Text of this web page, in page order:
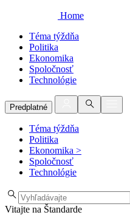
Home
Téma týždňa
Politika
Ekonomika
Spoločnosť
Technológie
Predplatné
Téma týždňa
Politika
Ekonomika >
Spoločnosť
Technológie
Vitajte na Štandarde